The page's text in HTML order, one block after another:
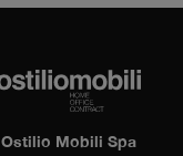
Ostilio Mobili Spa